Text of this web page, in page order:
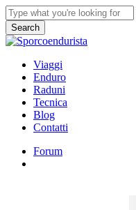
Skip
to
main
content
Search
Close
search
Menu
Viaggi
Enduro
Raduni
Tecnica
Blog
Contatti
Forum